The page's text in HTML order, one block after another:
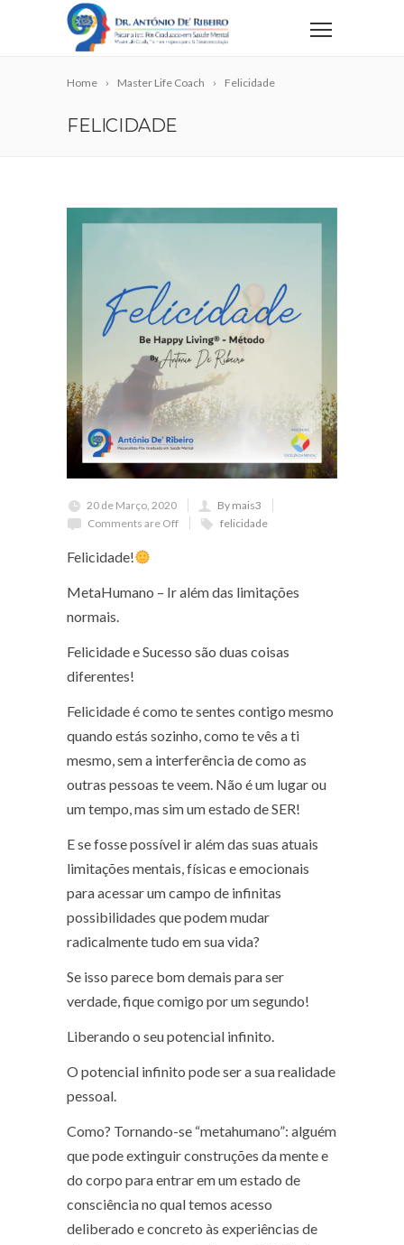
Home Master Life Coach Felicidade
FELICIDADE
20 de Março, 2020
By mais3
Comments are Off
felicidade
Felicidade!
MetaHumano – Ir além das limitações
normais.
Felicidade e Sucesso são duas coisas
diferentes!
Felicidade é como te sentes contigo mesmo
quando estás sozinho, como te vês a ti
mesmo, sem a interferência de como as
outras pessoas te veem. Não é um lugar ou
um tempo, mas sim um estado de SER!
E se fosse possível ir além das suas atuais
limitações mentais, físicas e emocionais
para acessar um campo de infinitas
possibilidades que podem mudar
radicalmente tudo em sua vida?
Se isso parece bom demais para ser
verdade, fique comigo por um segundo!
Liberando o seu potencial infinito.
O potencial infinito pode ser a sua realidade
pessoal.
Como? Tornando-se “metahumano”: alguém
que pode extinguir construções da mente e
do corpo para entrar em um estado de
consciência no qual temos acesso
deliberado e concreto às experiências de